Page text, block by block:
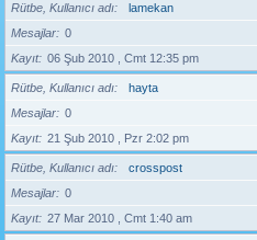
Rütbe, Kullanıcı adı
lamekan
Mesajlar
0
Kayıt
06 Şub 2010 , Cmt 12:35 pm
Rütbe, Kullanıcı adı
hayta
Mesajlar
0
Kayıt
21 Şub 2010 , Pzr 2:02 pm
Rütbe, Kullanıcı adı
crosspost
Mesajlar
0
Kayıt
27 Mar 2010 , Cmt 1:40 am